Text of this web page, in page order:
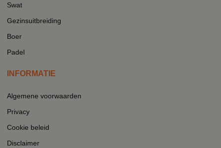
Swat
Gezinsuitbreiding
Boer
Padel
INFORMATIE
Algemene voorwaarden
Privacy
Cookie beleid
Disclaimer